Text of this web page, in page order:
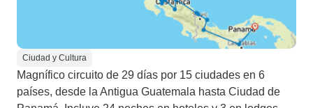
Ciudad y Cultura
Magnífico circuito de 29 días por 15 ciudades en 6
países, desde la Antigua Guatemala hasta Ciudad de